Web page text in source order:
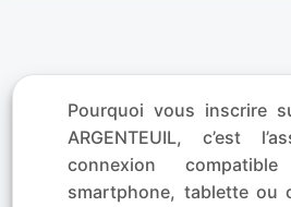
Pourquoi vous inscrire
ARGENTEUIL, c’est
connexion
smartphone, tablette ou